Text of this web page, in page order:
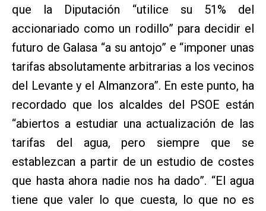
que la Diputación “utilice su 51% del
accionariado como un rodillo” para decidir el
futuro de Galasa “a su antojo” e “imponer unas
tarifas absolutamente arbitrarias a los vecinos
del Levante y el Almanzora”. En este punto, ha
recordado que los alcaldes del PSOE están
“abiertos a estudiar una actualización de las
tarifas del agua, pero siempre que se
establezcan a partir de un estudio de costes
que hasta ahora nadie nos ha dado”. “El agua
tiene que valer lo que cuesta, lo que no es